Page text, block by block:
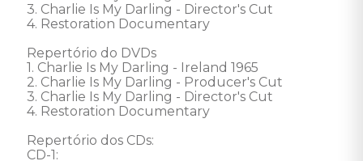
3. Charlie Is My Darling - Director's Cut
4. Restoration Documentary
Repertório do DVDs
1. Charlie Is My Darling - Ireland 1965
2. Charlie Is My Darling - Producer's Cut
3. Charlie Is My Darling - Director's Cut
4. Restoration Documentary
Repertório dos CDs:
CD-1: